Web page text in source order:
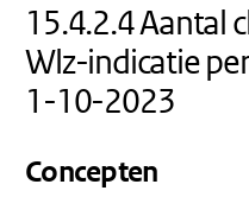
15.4.2.4 Aantal
Wlz-indicatie
1-10-2023
Concepten